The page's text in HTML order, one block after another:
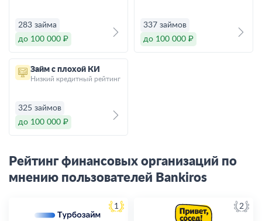
283 займа
до 100 000 ₽
337 займов
до 100 000 ₽
Займ с плохой КИ
Низкий кредитный рейтинг
325 займов
до 100 000 ₽
Рейтинг финансовых организаций по
мнению пользователей Bankiros
1 2